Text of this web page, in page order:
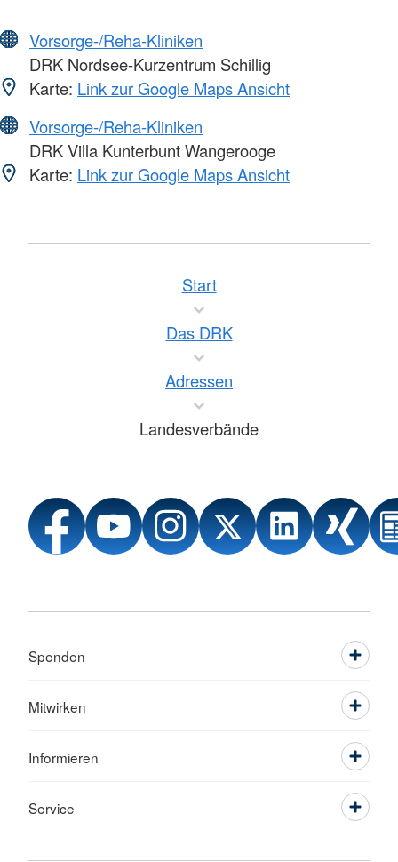
Vorsorge-/Reha-Kliniken
DRK Nordsee-Kurzentrum Schillig
Karte: Link zur Google Maps Ansicht
Vorsorge-/Reha-Kliniken
DRK Villa Kunterbunt Wangerooge
Karte: Link zur Google Maps Ansicht
Start
Das DRK
Adressen
Landesverbände
Spenden
Mitwirken
Informieren
Service